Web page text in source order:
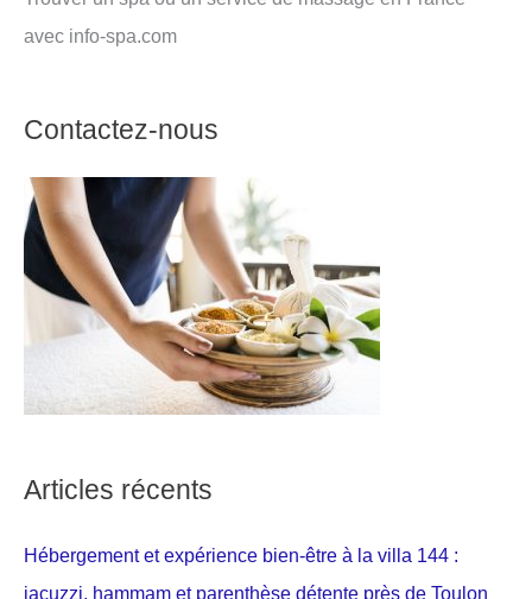
avec info-spa.com
Contactez-nous
Articles récents
Hébergement et expérience bien-être à la villa 144 :
jacuzzi, hammam et parenthèse détente près de Toulon